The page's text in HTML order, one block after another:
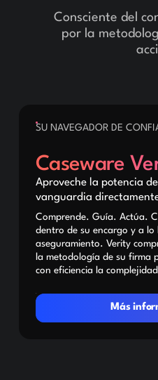
Consciente del
por la
SU NAVEGADOR DE
Caseware
Aproveche la potencia
vanguardia
Comprende. Guía. Actúa.
dentro de su encargo y a
aseguramiento. Verity
la metodología de su firma
con eficiencia la
Más
Más información